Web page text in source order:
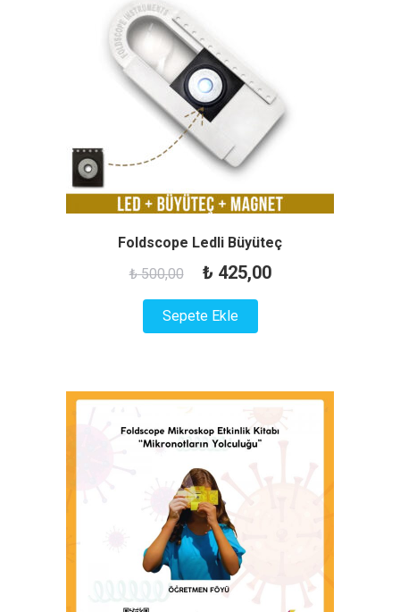
Foldscope Ledli Büyüteç
₺500,00
Orijinal
fiyat:
₺ 500,00.
₺ 425,00Şu
Sepete Ekle